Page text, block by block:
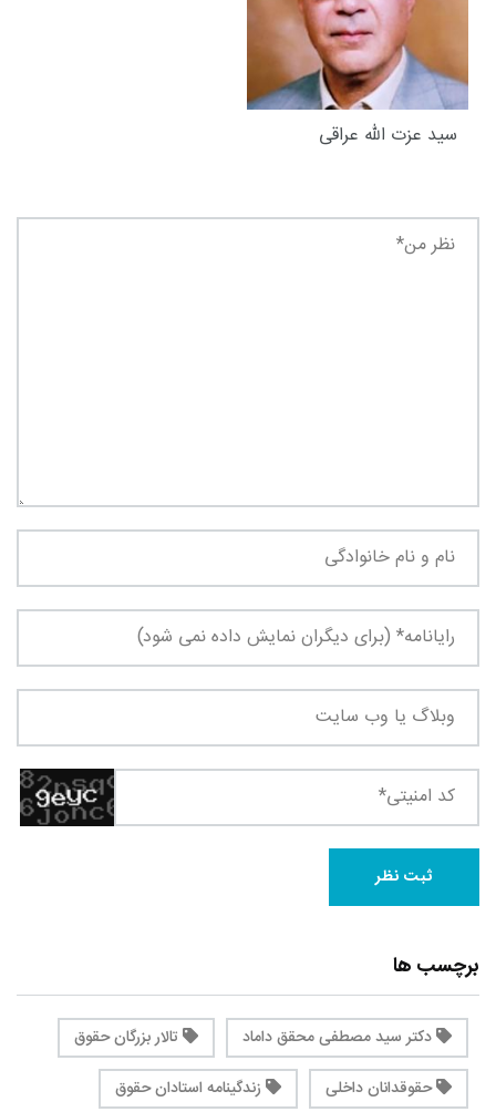
سید عزت الله عراقی
برچسب ها
دکتر سید مصطفی محقق داماد
تالار بزرگان حقوق
حقوقدانان داخلی
زندگینامه استادان حقوق